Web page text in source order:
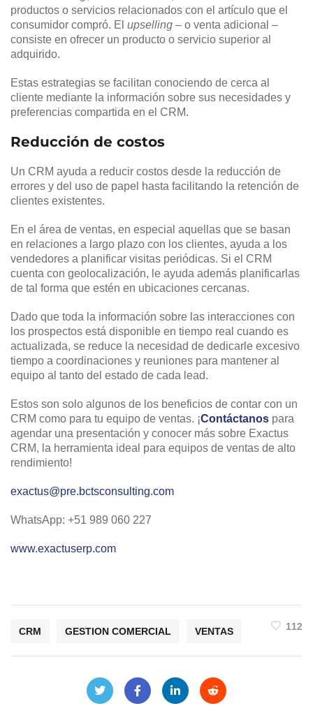
productos o servicios relacionados con el artículo que el
consumidor compró. El upselling – o venta adicional –
consiste en ofrecer un producto o servicio superior al
adquirido.
Estas estrategias se facilitan conociendo de cerca al
cliente mediante la información sobre sus necesidades y
preferencias compartida en el CRM.
Reducción de costos
Un CRM ayuda a reducir costos desde la reducción de
errores y del uso de papel hasta facilitando la retención de
clientes existentes.
En el área de ventas, en especial aquellas que se basan
en relaciones a largo plazo con los clientes, ayuda a los
vendedores a planificar visitas periódicas. Si el CRM
cuenta con geolocalización, le ayuda además planificarlas
de tal forma que estén en ubicaciones cercanas.
Dado que toda la información sobre las interacciones con
los prospectos está disponible en tiempo real cuando es
actualizada, se reduce la necesidad de dedicarle excesivo
tiempo a coordinaciones y reuniones para mantener al
equipo al tanto del estado de cada lead.
Estos son solo algunos de los beneficios de contar con un
CRM como para tu equipo de ventas. ¡Contáctanos para
agendar una presentación y conocer más sobre Exactus
CRM, la herramienta ideal para equipos de ventas de alto
rendimiento!
exactus@pre.bctsconsulting.com
WhatsApp: +51 989 060 227
www.exactuserp.com
CRM GESTION COMERCIAL VENTAS 112